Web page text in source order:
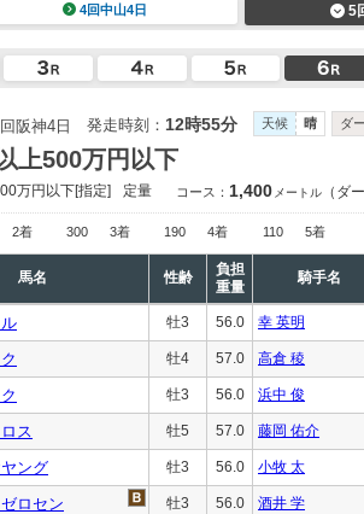
4回中山4日 5
阪神4日 発走時刻： 12時55分 天候 晴 ダ
上500万円以下
万円以下[指定] 定量 コース： 1,400 メートル （ダ
2着 300 3着 190 4着 110 5着
馬名 性齢
負担
重量
騎手名
牡3 56.0 幸 英明
牡4 57.0 高倉 稜
牡3 56.0 浜中 俊
ス 牡5 57.0 藤岡 佑介
ング 牡3 56.0 小牧 太
ロセン 牡3 56.0 酒井 学